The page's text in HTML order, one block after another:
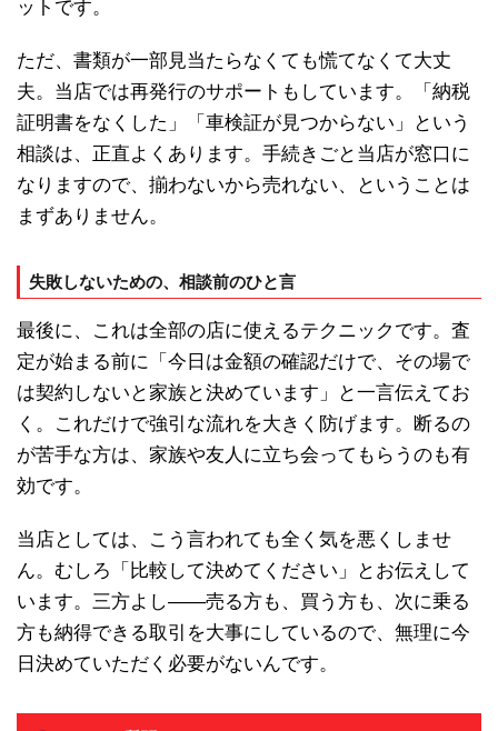
ットです。
ただ、書類が一部見当たらなくても慌てなくて大丈
夫。当店では再発行のサポートもしています。「納税
証明書をなくした」「車検証が見つからない」という
相談は、正直よくあります。手続きごと当店が窓口に
なりますので、揃わないから売れない、ということは
まずありません。
失敗しないための、相談前のひと言
最後に、これは全部の店に使えるテクニックです。査
定が始まる前に「今日は金額の確認だけで、その場で
は契約しないと家族と決めています」と一言伝えてお
く。これだけで強引な流れを大きく防げます。断るの
が苦手な方は、家族や友人に立ち会ってもらうのも有
効です。
当店としては、こう言われても全く気を悪くしませ
ん。むしろ「比較して決めてください」とお伝えして
います。三方よし——売る方も、買う方も、次に乗る
方も納得できる取引を大事にしているので、無理に今
日決めていただく必要がないんです。